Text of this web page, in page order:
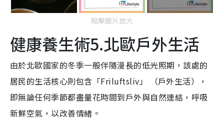
點擊圖片放大
健康養生術5.北歐戶外生活
由於北歐國家的冬季一般伴隨漫長的低光照期，該處的
居民的生活核心則包含「Friluftsliv」 （戶外生活），
即無論任何季節都盡量花時間到戶外與自然連結，呼吸
新鮮空氣，以改善情緒。